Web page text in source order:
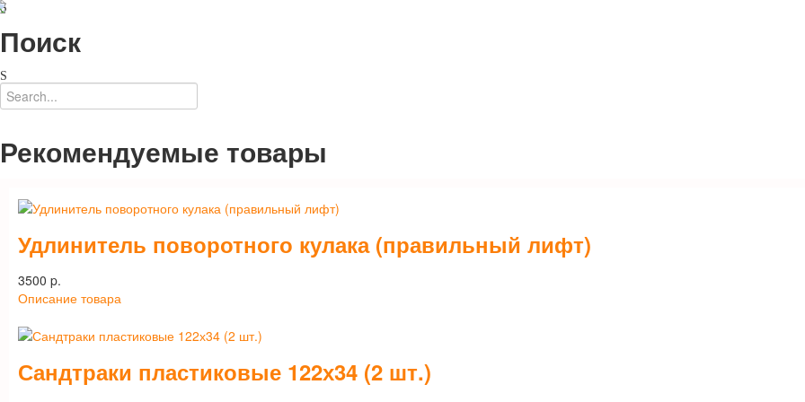
Поиск
Рекомендуемые товары
Удлинитель поворотного кулака (правильный лифт)
3500 p.
Описание товара
Сандтраки пластиковые 122х34 (2 шт.)